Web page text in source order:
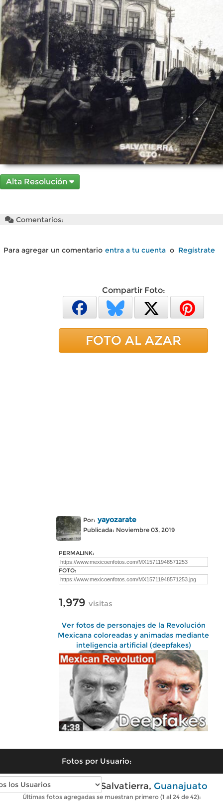
Alta Resolución
Comentarios:
Para agregar un comentario entra a tu cuenta o Regístrate
Compartir Foto:
FOTO AL AZAR
Por: yayozarate
Publicada: Noviembre 03, 2019
PERMALINK:
FOTO:
1,979 visitas
Ver fotos de personajes de la Revolución
Mexicana coloreadas y animadas mediante
inteligencia artificial (deepfakes)
Fotos por Usuario:
Fotos antiguas de Salvatierra, Guanajuato
Últimas fotos agregadas se muestran primero (1 al 24 de 42):